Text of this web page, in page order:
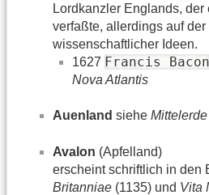
Lordkanzler Englands,
verfaßte, allerdings auf der
wissenschaftlicher Ideen.
1627 Francis Bacon
Nova Atlantis
Auenland siehe Mittelerde
Avalon (Apfelland)
erscheint schriftlich in den
Britanniae (1135) und Vita